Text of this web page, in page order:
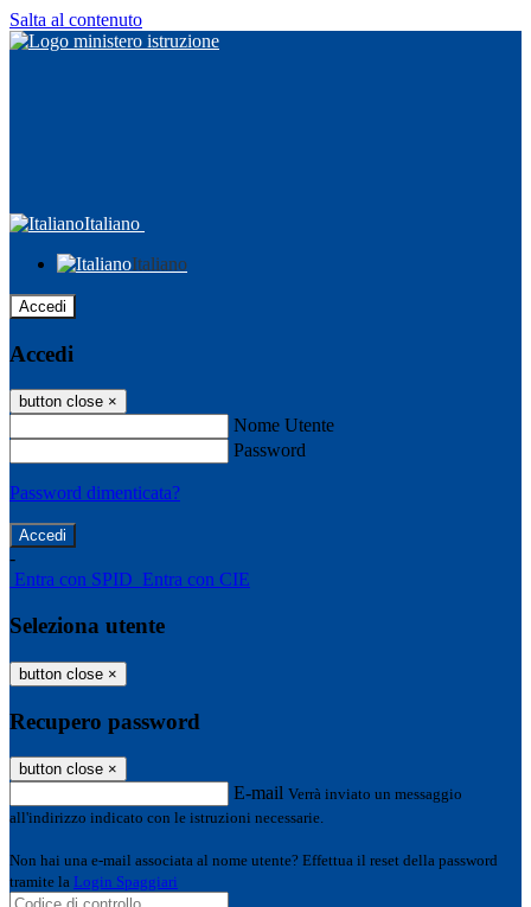
Salta al contenuto
Italiano
Italiano
Accedi
Accedi
button close ×
Nome Utente
Password
Password dimenticata?
-
Entra con SPID Entra con CIE
Seleziona utente
button close ×
Recupero password
button close ×
E-mail Verrà inviato un messaggio
all'indirizzo indicato con le istruzioni necessarie.
Non hai una e-mail associata al nome utente? Effettua il reset della password
tramite la Login Spaggiari